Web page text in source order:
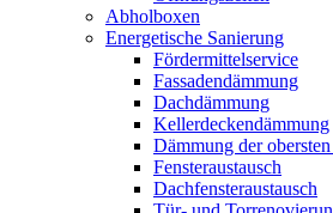
Abholboxen
Energetische Sanierung
Fördermittelservice
Fassadendämmung
Dachdämmung
Kellerdeckendämmung
Dämmung der
Fensteraustausch
Dachfensteraustausch